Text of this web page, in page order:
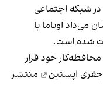
در شبکه اجتماعی
می‌داد اوباما با
شده است.
خود قرار
جفری اپستین
منتشر